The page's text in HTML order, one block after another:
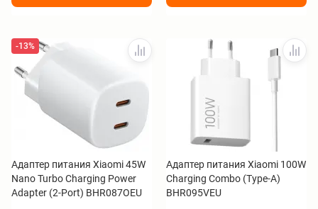
-13%
Адаптер питания Xiaomi 45W
Nano Turbo Charging Power
Adapter (2-Port) BHR087OEU
Адаптер питания Xiaomi 100W
Charging Combo (Type-A)
BHR095VEU